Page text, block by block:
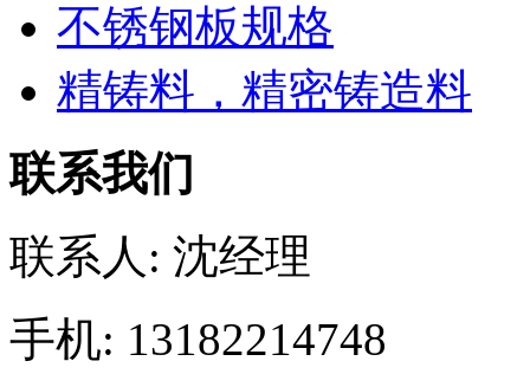
不锈钢板规格
精铸料，精密铸造料
联系我们
联系人: 沈经理
手机: 13182214748